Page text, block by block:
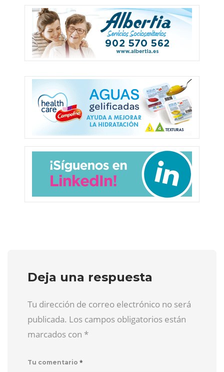
Deja una respuesta
Tu dirección de correo electrónico no será
publicada. Los campos obligatorios están
marcados con *
Tu comentario *